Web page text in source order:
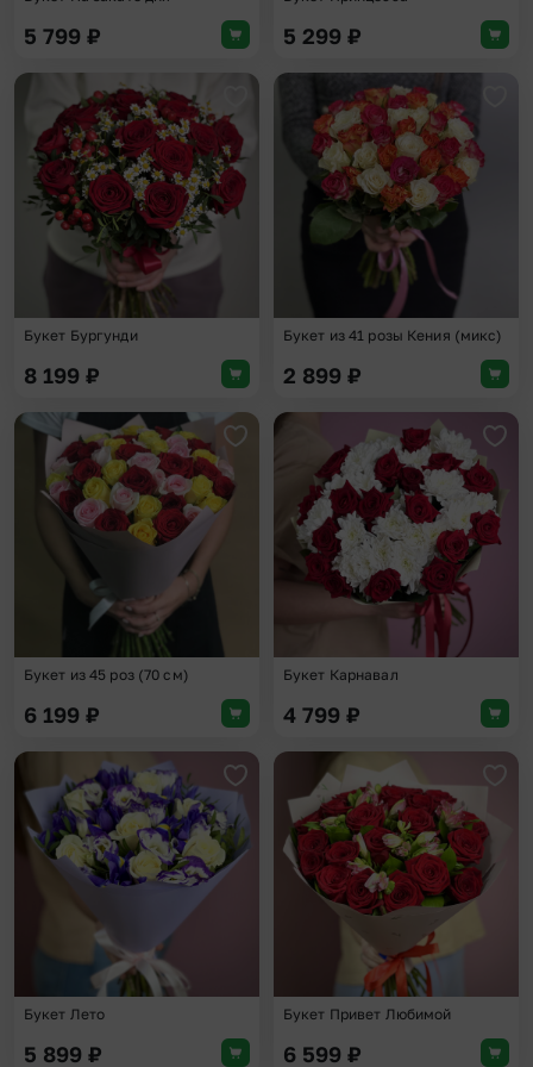
5 799 ₽ 5 299 ₽
Добавить в избранное
Букет Бургунди
8 199 ₽
Букет из 41 розы Кения (микс)
2 899 ₽
Добавить в избранное
Букет из 45 роз (70 см)
6 199 ₽
Букет Карнавал
4 799 ₽
Добавить в избранное
Букет Лето
5 899 ₽
Букет Привет Любимой
6 599 ₽